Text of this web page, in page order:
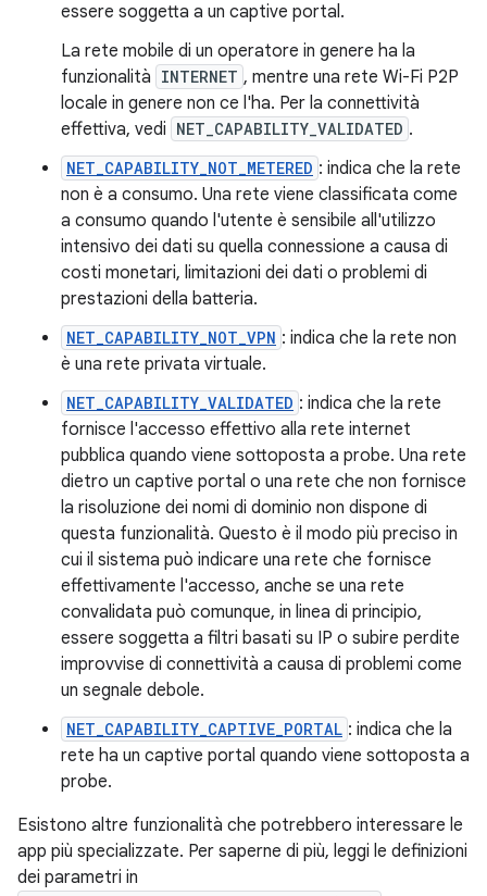
essere soggetta a un captive portal.
La rete mobile di un operatore in genere ha la
funzionalità INTERNET , mentre una rete Wi-Fi P2P
locale in genere non ce l'ha. Per la connettività
effettiva, vedi NET_CAPABILITY_VALIDATED .
NET_CAPABILITY_NOT_METERED : indica che la rete
non è a consumo. Una rete viene classificata come
a consumo quando l'utente è sensibile all'utilizzo
intensivo dei dati su quella connessione a causa di
costi monetari, limitazioni dei dati o problemi di
prestazioni della batteria.
NET_CAPABILITY_NOT_VPN : indica che la rete non
è una rete privata virtuale.
NET_CAPABILITY_VALIDATED : indica che la rete
fornisce l'accesso effettivo alla rete internet
pubblica quando viene sottoposta a probe. Una rete
dietro un captive portal o una rete che non fornisce
la risoluzione dei nomi di dominio non dispone di
questa funzionalità. Questo è il modo più preciso in
cui il sistema può indicare una rete che fornisce
effettivamente l'accesso, anche se una rete
convalidata può comunque, in linea di principio,
essere soggetta a filtri basati su IP o subire perdite
improvvise di connettività a causa di problemi come
un segnale debole.
NET_CAPABILITY_CAPTIVE_PORTAL : indica che la
rete ha un captive portal quando viene sottoposta a
probe.
Esistono altre funzionalità che potrebbero interessare le
app più specializzate. Per saperne di più, leggi le definizioni
dei parametri in